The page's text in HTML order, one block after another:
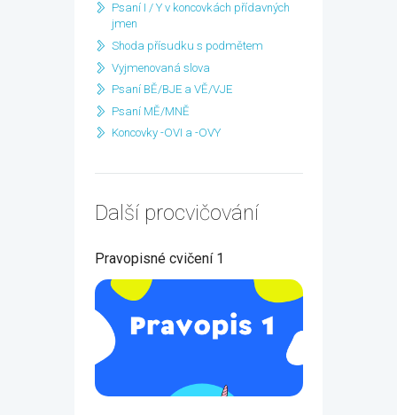
Psaní I / Y v koncovkách přídavných
jmen
Shoda přísudku s podmětem
Vyjmenovaná slova
Psaní BĚ/BJE a VĚ/VJE
Psaní MĚ/MNĚ
Koncovky -OVI a -OVY
Další procvičování
Pravopisné cvičení 1